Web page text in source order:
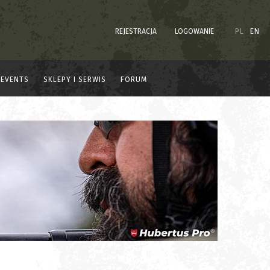
REJESTRACJA LOGOWANIE PL EN
EVENTS SKLEPY I SERWIS FORUM